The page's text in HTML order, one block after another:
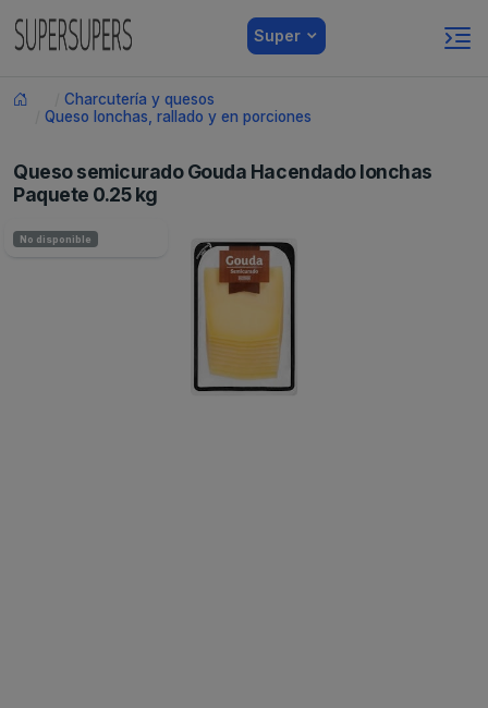
Super
Charcutería y quesos
Queso lonchas, rallado y en porciones
Queso semicurado Gouda Hacendado lonchas
Paquete 0.25 kg
No disponible